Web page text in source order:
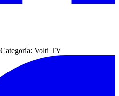
Categoría: Volti TV